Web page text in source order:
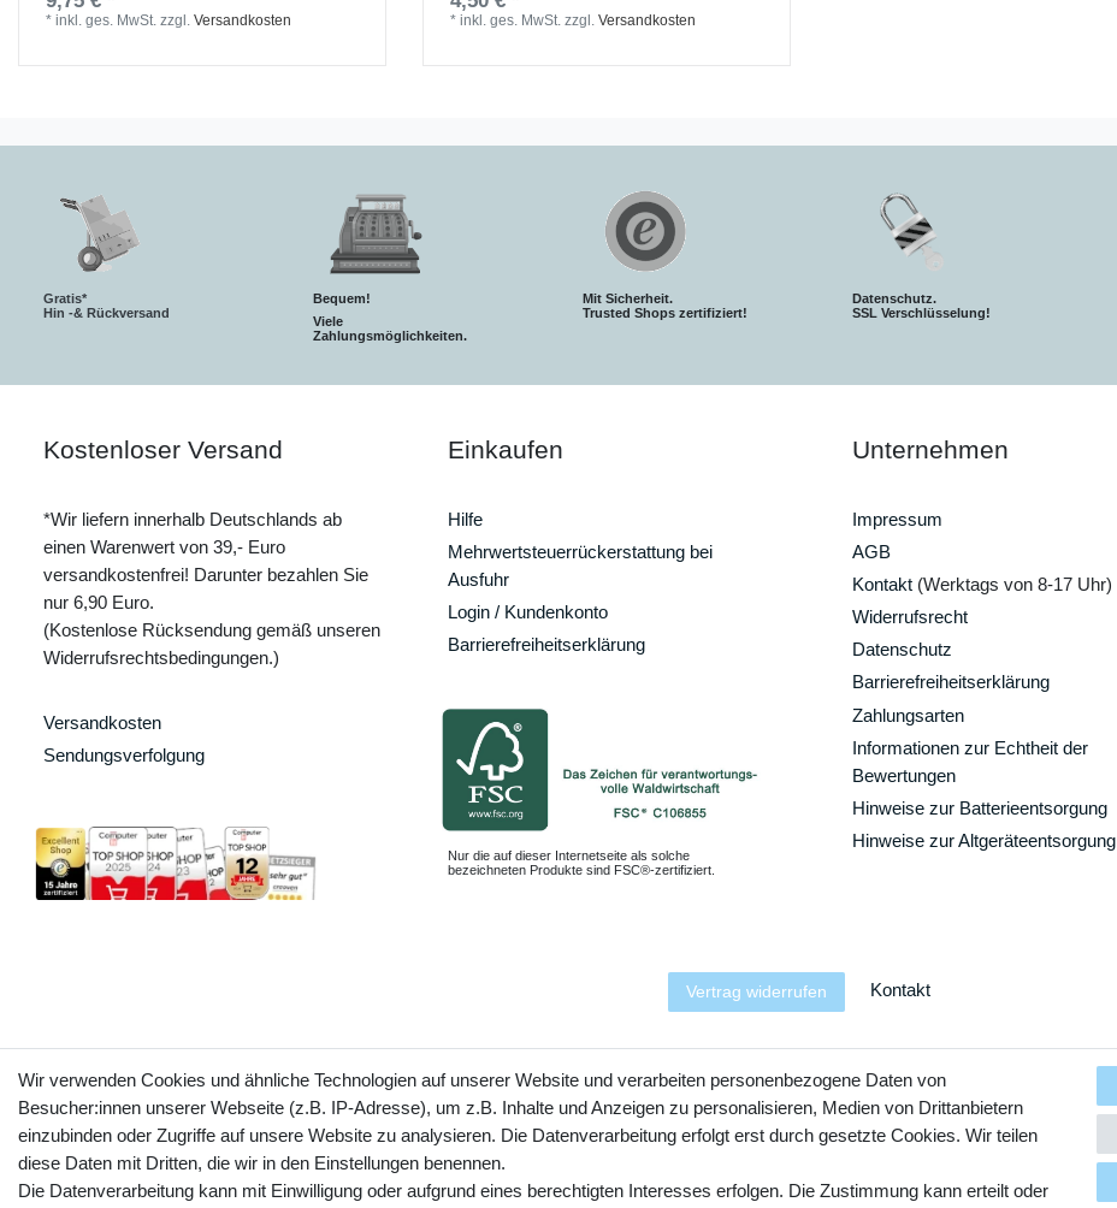
*inkl. ges. MwSt. zzgl.Versandkosten *inkl. ges. MwSt. zzgl.Versandkosten
Gratis*
Hin -& Rückversand
Bequem!
Viele
Zahlungsmöglichkeiten.
Mit Sicherheit.
Trusted Shops zertifiziert!
Datenschutz.
SSL Verschlüsselung!
Kostenloser Versand
*Wir liefern innerhalb Deutschlands ab
einen Warenwert von 39,- Euro
versandkostenfrei! Darunter bezahlen Sie
nur 6,90 Euro.
(Kostenlose Rücksendung gemäß unseren
Widerrufsrechtsbedingungen.)
Versandkosten
Sendungsverfolgung
Einkaufen
Hilfe
Mehrwertsteuerrückerstattung bei
Ausfuhr
Login / Kundenkonto
Barrierefreiheitserklärung
Nur die auf dieser Internetseite als solche
bezeichneten Produkte sind FSC®-zertifiziert.
Unternehmen
Impressum
AGB
Kontakt (Werktags von 8-17 Uhr)
Widerrufsrecht
Datenschutz
Barrierefreiheitserklärung
Zahlungsarten
Informationen zur Echtheit der
Bewertungen
Hinweise zur Batterieentsorgung
Hinweise zur Altgeräteentsorgung
Vertrag widerrufen Kontakt
Wir verwenden Cookies und ähnliche Technologien auf unserer Website und verarbeiten personenbezogene Daten von
Besucher:innen unserer Webseite (z.B. IP-Adresse), um z.B. Inhalte und Anzeigen zu personalisieren, Medien von Drittanbietern
einzubinden oder Zugriffe auf unsere Website zu analysieren. Die Datenverarbeitung erfolgt erst durch gesetzte Cookies. Wir teilen
diese Daten mit Dritten, die wir in den Einstellungen benennen.
Die Datenverarbeitung kann mit Einwilligung oder aufgrund eines berechtigten Interesses erfolgen. Die Zustimmung kann erteilt oder